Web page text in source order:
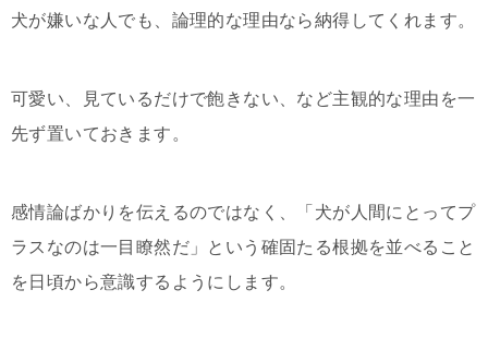
犬が嫌いな人でも、論理的な理由なら納得してくれます。
可愛い、見ているだけで飽きない、など主観的な理由を一
先ず置いておきます。
感情論ばかりを伝えるのではなく、「犬が人間にとってプ
ラスなのは一目瞭然だ」という確固たる根拠を並べること
を日頃から意識するようにします。